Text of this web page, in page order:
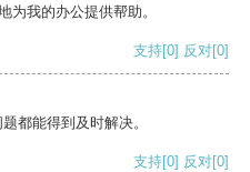
为我的办公提供帮助。
支持[0] 反对[0]
都能得到及时解决。
支持[0] 反对[0]